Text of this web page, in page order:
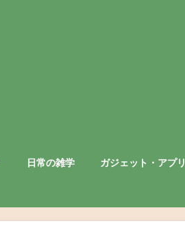
日常の雑学 ガジェット・アプリ